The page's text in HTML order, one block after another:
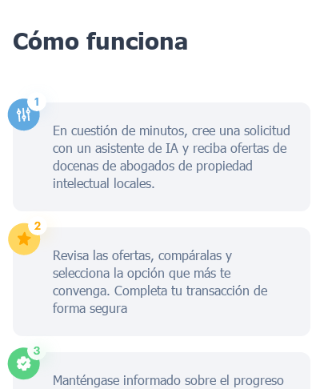
Cómo funciona
En cuestión de minutos, cree una solicitud
con un asistente de IA y reciba ofertas de
docenas de abogados de propiedad
intelectual locales.
Revisa las ofertas, compáralas y
selecciona la opción que más te
convenga. Completa tu transacción de
forma segura
Manténgase informado sobre el progreso